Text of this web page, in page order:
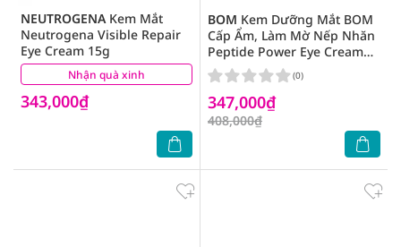
Nhận quà xinh
NEUTROGENAKem Mắt
Neutrogena Visible Repair
Eye Cream 15g
343,000₫
(0)
BOM Kem Dưỡng Mắt BOM
Cấp Ẩm, Làm Mờ Nếp Nhăn
Peptide Power Eye Cream
30g
347,000₫
408,000₫
(0)